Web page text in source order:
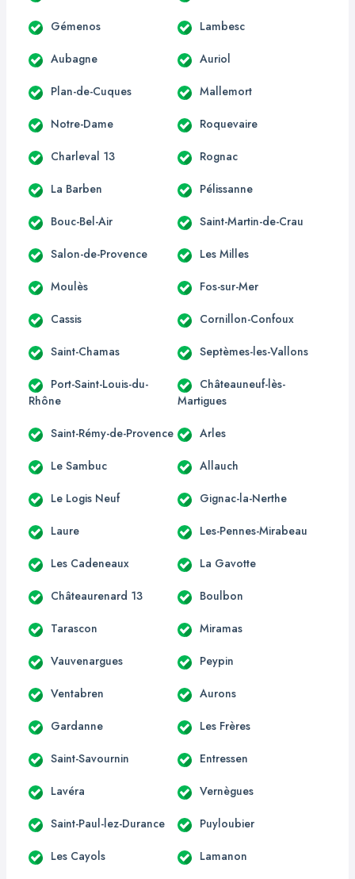
Gémenos Lambesc
Aubagne Auriol
Plan-de-Cuques Mallemort
Notre-Dame Roquevaire
Charleval 13 Rognac
La Barben Pélissanne
Bouc-Bel-Air Saint-Martin-de-Crau
Salon-de-Provence Les Milles
Moulès Fos-sur-Mer
Cassis Cornillon-Confoux
Saint-Chamas Septèmes-les-Vallons
Port-Saint-Louis-du-
Rhône
Châteauneuf-lès-
Martigues
Saint-Rémy-de-Provence Arles
Le Sambuc Allauch
Le Logis Neuf Gignac-la-Nerthe
Laure Les-Pennes-Mirabeau
Les Cadeneaux La Gavotte
Châteaurenard 13 Boulbon
Tarascon Miramas
Vauvenargues Peypin
Ventabren Aurons
Gardanne Les Frères
Saint-Savournin Entressen
Lavéra Vernègues
Saint-Paul-lez-Durance Puyloubier
Les Cayols Lamanon